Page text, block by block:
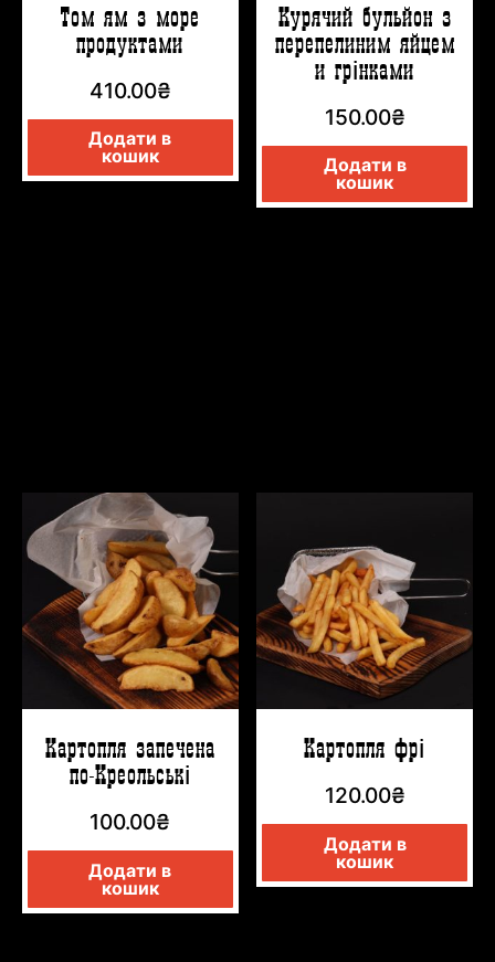
Том ям з море
продуктами
410.00₴
Додати в
кошик
Курячий бульйон з
перепелиним яйцем
и грінками
150.00₴
Додати в
кошик
Картопля запечена
по-Креольські
100.00₴
Додати в
кошик
Картопля фрі
120.00₴
Додати в
кошик